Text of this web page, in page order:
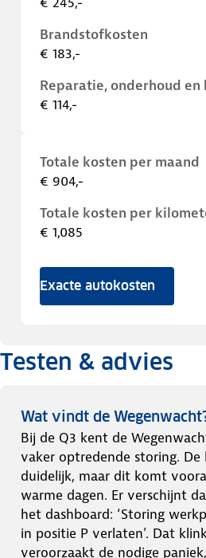
Brandstofkosten
€ 183,-
Reparatie, onderhoud en
€ 114,-
Totale kosten per maand
€ 904,-
Totale kosten per
€ 1,085
Exacte autokosten
Testen & advies
Wat vindt de
Bij de Q3 kent de
vaker optredende storing. De
duidelijk, maar dit komt
warme dagen. Er verschijnt
het dashboard: ‘Storing
in positie P verlaten’. Dat
veroorzaakt de nodige